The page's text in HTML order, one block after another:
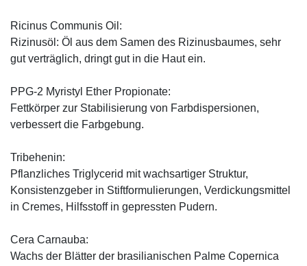
Ricinus Communis Oil:
Rizinusöl: Öl aus dem Samen des Rizinusbaumes, sehr
gut verträglich, dringt gut in die Haut ein.
PPG-2 Myristyl Ether Propionate:
Fettkörper zur Stabilisierung von Farbdispersionen,
verbessert die Farbgebung.
Tribehenin:
Pflanzliches Triglycerid mit wachsartiger Struktur,
Konsistenzgeber in Stiftformulierungen, Verdickungsmittel
in Cremes, Hilfsstoff in gepressten Pudern.
Cera Carnauba:
Wachs der Blätter der brasilianischen Palme Copernica